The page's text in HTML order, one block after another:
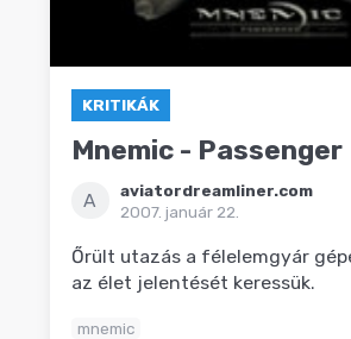
KRITIKÁK
Mnemic - Passenger
A
aviatordreamliner.com
2007. január 22.
Őrült utazás a félelemgyár
az élet jelentését keressük.
mnemic